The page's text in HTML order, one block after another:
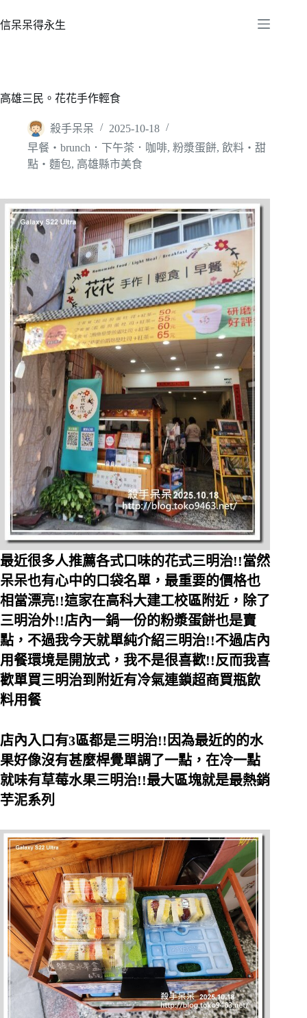
至
容
信呆呆得永生
高雄三民。花花手作輕食
殺手呆呆
2025-10-18
早餐‧brunch．下午茶．咖啡, 粉漿蛋餅, 飲料‧甜
點‧麵包, 高雄縣市美食
最近很多人推薦各式口味的花式三明治!!當然
呆呆也有心中的口袋名單，最重要的價格也
相當漂亮!!這家在高科大建工校區附近，除了
三明治外!!店內一鍋一份的粉漿蛋餅也是賣
點，不過我今天就單純介紹三明治!!不過店內
用餐環境是開放式，我不是很喜歡!!反而我喜
歡單買三明治到附近有冷氣連鎖超商買瓶飲
料用餐
店內入口有3區都是三明治!!因為最近的的水
果好像沒有甚麼桿覺單調了一點，在冷一點
就味有草莓水果三明治!!最大區塊就是最熱銷
芋泥系列